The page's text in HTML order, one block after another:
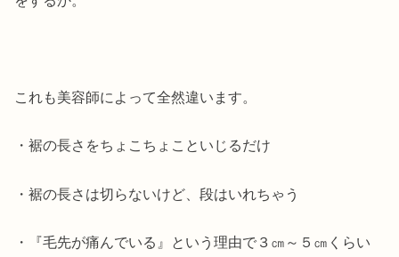
これも美容師によって全然違います。
・裾の長さをちょこちょこといじるだけ
・裾の長さは切らないけど、段はいれちゃう
・『毛先が痛んでいる』という理由で３㎝～５㎝くらい